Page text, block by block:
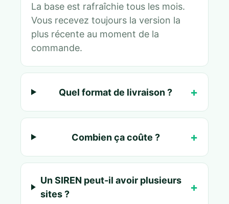
La base est rafraîchie tous les mois.
Vous recevez toujours la version la
plus récente au moment de la
commande.
Quel format de livraison ?
Combien ça coûte ?
Un SIREN peut-il avoir plusieurs
sites ?